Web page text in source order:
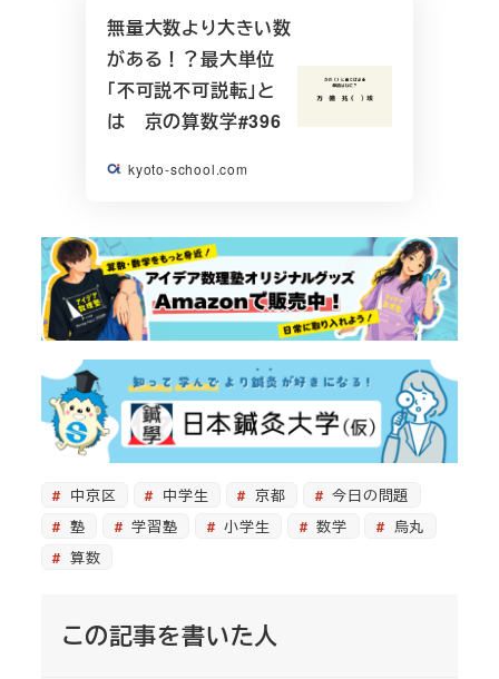
無量大数より大きい数
がある！？最大単位
「不可説不可説転」と
は 京の算数学#396
kyoto-school.com
中京区 中学生 京都
今日の問題
塾
学習塾 小学生 数学
烏丸
算数
この記事を書いた人